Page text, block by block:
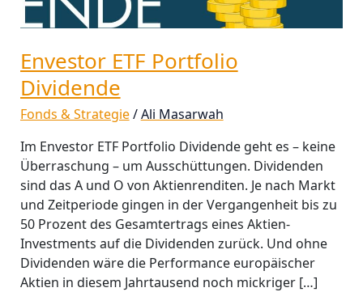
Envestor ETF Portfolio
Dividende
Fonds & Strategie/Ali Masarwah
Im Envestor ETF Portfolio Dividende geht es – keine
Überraschung – um Ausschüttungen. Dividenden
sind das A und O von Aktienrenditen. Je nach Markt
und Zeitperiode gingen in der Vergangenheit bis zu
50 Prozent des Gesamtertrags eines Aktien-
Investments auf die Dividenden zurück. Und ohne
Dividenden wäre die Performance europäischer
Aktien in diesem Jahrtausend noch mickriger […]